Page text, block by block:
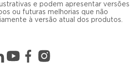
e podem apresentar versões
ou futuras melhorias que não
à versão atual dos produtos.